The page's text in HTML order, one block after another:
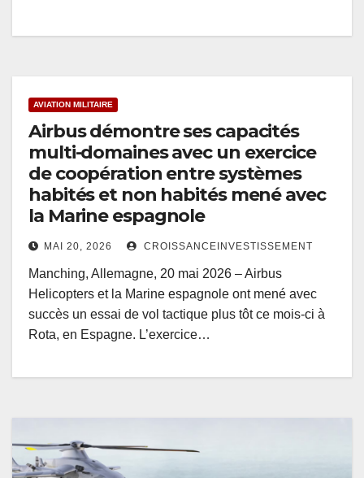
AVIATION MILITAIRE
Airbus démontre ses capacités
multi-domaines avec un exercice
de coopération entre systèmes
habités et non habités mené avec
la Marine espagnole
MAI 20, 2026 CROISSANCEINVESTISSEMENT
Manching, Allemagne, 20 mai 2026 – Airbus
Helicopters et la Marine espagnole ont mené avec
succès un essai de vol tactique plus tôt ce mois-ci à
Rota, en Espagne. L’exercice…